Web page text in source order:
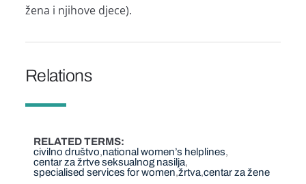
žena i njihove djece).
Relations
RELATED TERMS
civilno društvo national women’s helplines
centar za žrtve seksualnog nasilja
specialised services for women žrtva centar za žene